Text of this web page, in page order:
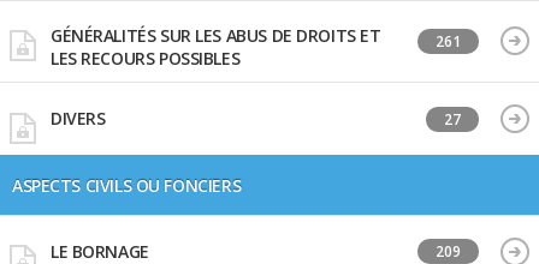
GÉNÉRALITÉS SUR LES ABUS DE DROITS ET
LES RECOURS POSSIBLES
261
DIVERS 27
ASPECTS CIVILS OU FONCIERS
LE BORNAGE 209